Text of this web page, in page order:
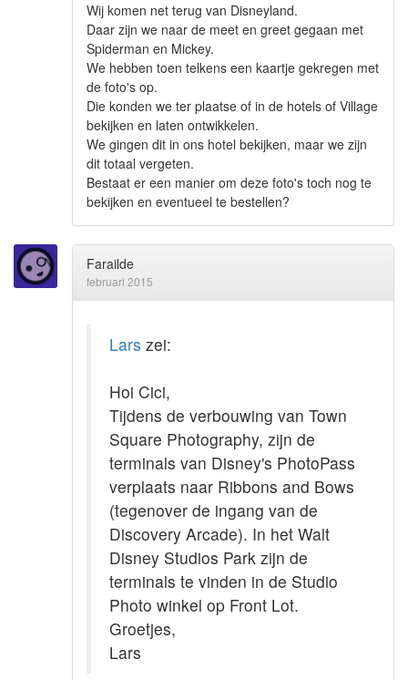
Wij komen net terug van Disneyland.
Daar zijn we naar de meet en greet gegaan met
Spiderman en Mickey.
We hebben toen telkens een kaartje gekregen met
de foto's op.
Die konden we ter plaatse of in de hotels of Village
bekijken en laten ontwikkelen.
We gingen dit in ons hotel bekijken, maar we zijn
dit totaal vergeten.
Bestaat er een manier om deze foto's toch nog te
bekijken en eventueel te bestellen?
Farailde
februari 2015
Lars zei:
Hoi Cici,
Tijdens de verbouwing van Town
Square Photography, zijn de
terminals van Disney's PhotoPass
verplaats naar Ribbons and Bows
(tegenover de ingang van de
Discovery Arcade). In het Walt
Disney Studios Park zijn de
terminals te vinden in de Studio
Photo winkel op Front Lot.
Groetjes,
Lars